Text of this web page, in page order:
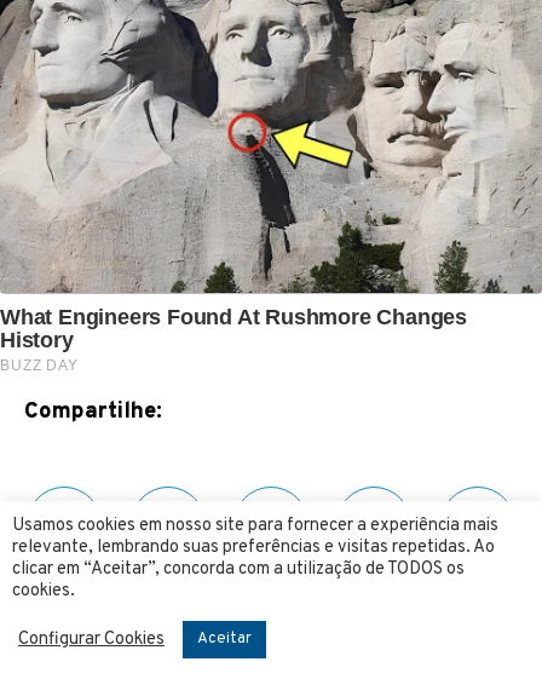
Compartilhe:
Siga o 4 Mãos no YOUTUBE
Usamos cookies em nosso site para fornecer a experiência mais
relevante, lembrando suas preferências e visitas repetidas. Ao
clicar em “Aceitar”, concorda com a utilização de TODOS os
cookies.
Configurar Cookies Aceitar